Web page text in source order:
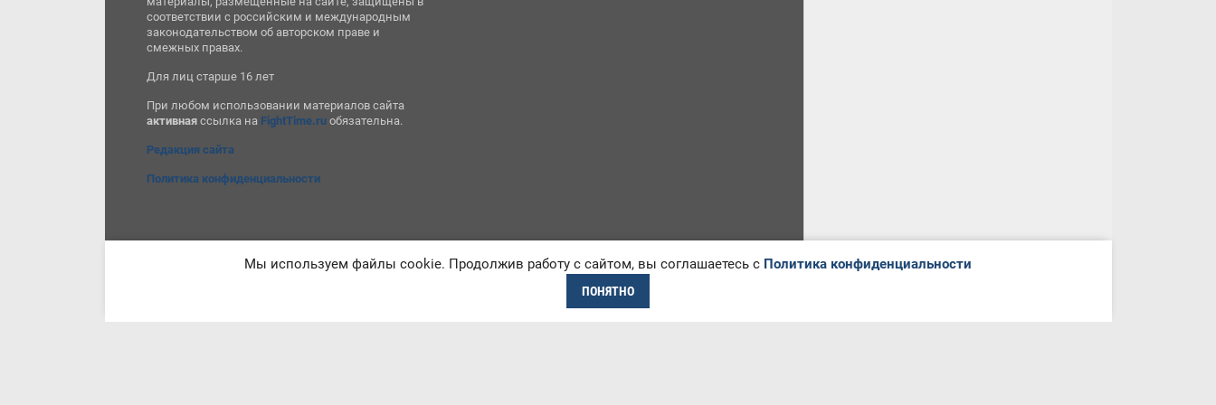
соответствии с российским и международным
законодательством об авторском праве и
смежных правах.
Для лиц старше 16 лет
При любом использовании материалов сайта
активная ссылка на FightTime.ru обязательна.
Редакция сайта
Политика конфиденциальности
Мы используем файлы cookie. Продолжив работу с сайтом, вы соглашаетесь с Политика конфиденциальности
ПОНЯТНО